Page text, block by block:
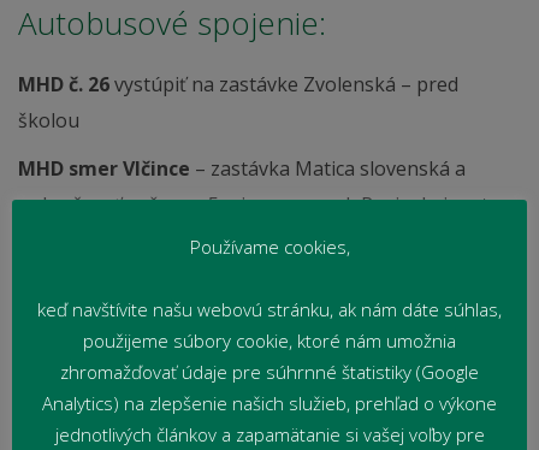
Autobusové spojenie:
MHD č. 26vystúpiť na zastávke Zvolenská – pred
školou
MHD smer Vlčince – zastávka Matica slovenská a
pokračovať pešo cca 5 min. smerom k Rosinskej ceste
Prímestský spoj z autobusového nástupišťa č.5
pred školou
Používame cookies,
keď navštívite našu webovú stránku, ak nám dáte súhlas,
použijeme súbory cookie, ktoré nám umožnia
zhromažďovať údaje pre súhrnné štatistiky (Google
Analytics) na zlepšenie našich služieb, prehľad o výkone
jednotlivých článkov a zapamätanie si vašej voľby pre